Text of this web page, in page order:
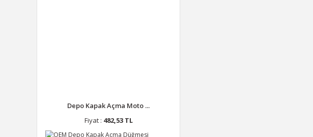
Depo Kapak Açma Moto ...
Fiyat : 482,53 TL